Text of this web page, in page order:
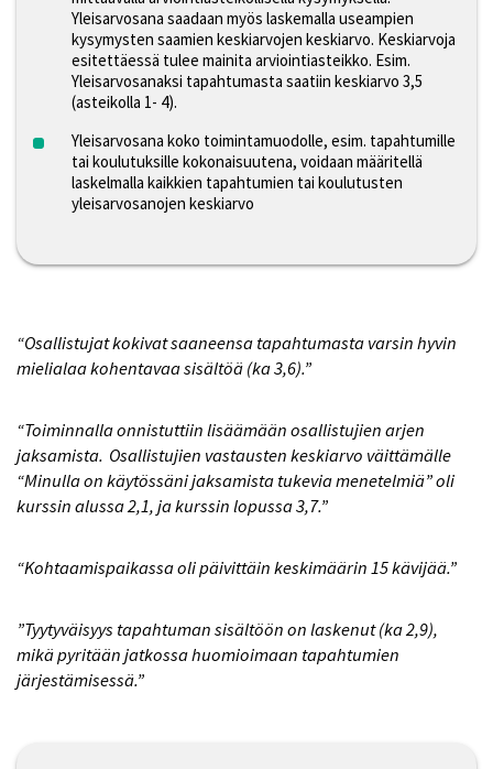
Yleisarvosana saadaan myös laskemalla useampien
kysymysten saamien keskiarvojen keskiarvo. Keskiarvoja
esitettäessä tulee mainita arviointiasteikko. Esim.
Yleisarvosanaksi tapahtumasta saatiin keskiarvo 3,5
(asteikolla 1- 4).
Yleisarvosana koko toimintamuodolle, esim. tapahtumille
tai koulutuksille kokonaisuutena, voidaan määritellä
laskelmalla kaikkien tapahtumien tai koulutusten
yleisarvosanojen keskiarvo
“Osallistujat kokivat saaneensa tapahtumasta varsin hyvin
mielialaa kohentavaa sisältöä (ka 3,6).”
“Toiminnalla onnistuttiin lisäämään osallistujien arjen
jaksamista. Osallistujien vastausten keskiarvo väittämälle
“Minulla on käytössäni jaksamista tukevia menetelmiä” oli
kurssin alussa 2,1, ja kurssin lopussa 3,7.”
“Kohtaamispaikassa oli päivittäin keskimäärin 15 kävijää.”
”Tyytyväisyys tapahtuman sisältöön on laskenut (ka 2,9),
mikä pyritään jatkossa huomioimaan tapahtumien
järjestämisessä.”